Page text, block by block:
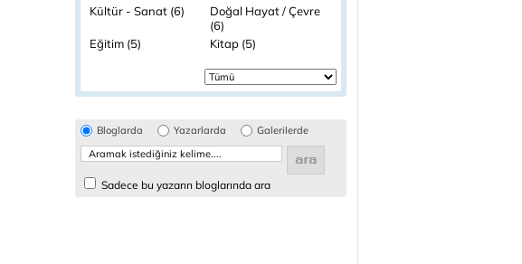
Kültür - Sanat (6)
Doğal Hayat / Çevre
(6)
Eğitim (5) Kitap (5)
Bloglarda Yazarlarda Galerilerde
Sadece bu yazarın bloglarında ara